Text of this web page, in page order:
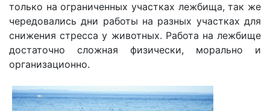
только на ограниченных участках лежбища, так же
чередовались дни работы на разных участках для
снижения стресса у животных. Работа на лежбище
достаточно сложная физически, морально и
организационно.